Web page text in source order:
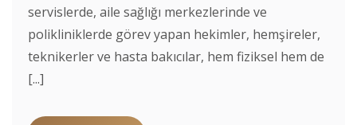
servislerde, aile sağlığı merkezlerinde ve
polikliniklerde görev yapan hekimler, hemşireler,
teknikerler ve hasta bakıcılar, hem fiziksel hem de
[...]